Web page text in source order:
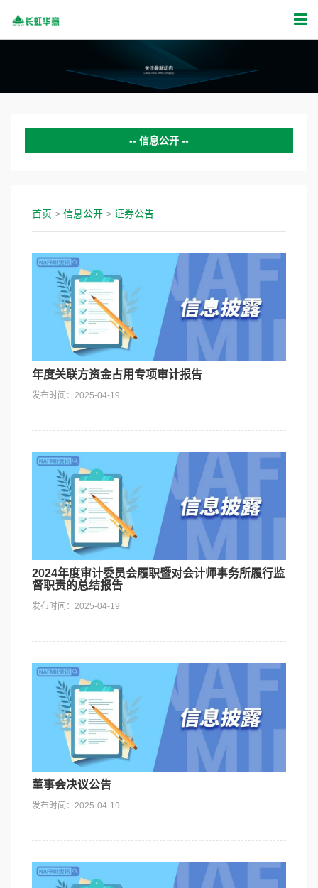
信息公开
证券公告
新闻活动
公示公告
社会责任
首页 > 信息公开 > 证券公告
年度关联方资金占用专项审计报告
发布时间：2025-04-19
2024年度审计委员会履职暨对会计师事务所履行监
督职责的总结报告
发布时间：2025-04-19
董事会决议公告
发布时间：2025-04-19